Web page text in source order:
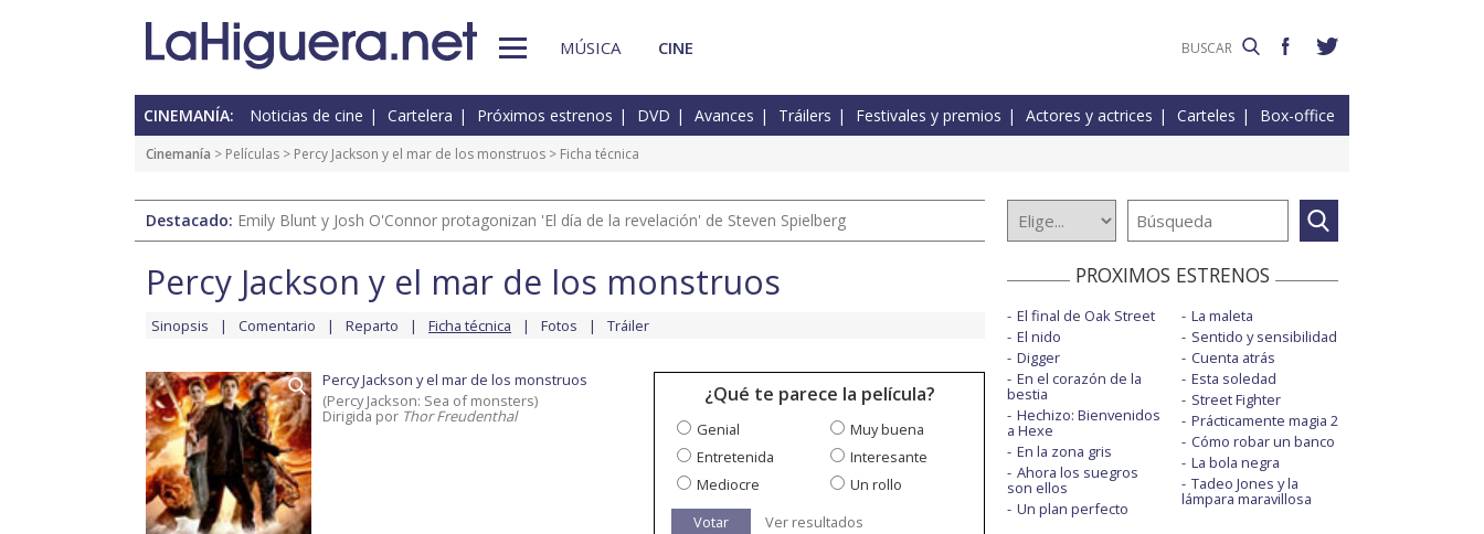
MÚSICA CINE
CINEMANÍA: Noticias de cine Cartelera Próximos estrenos DVD Avances Tráilers Festivales y premios Actores y actrices Carteles Box-office
Cinemanía > Películas > Percy Jackson y el mar de los monstruos > Ficha técnica
Destacado: Emily Blunt y Josh O'Connor protagonizan 'El día de la revelación' de Steven Spielberg
Percy Jackson y el mar de los monstruos
Sinopsis Comentario Reparto Ficha técnica Fotos Tráiler
Percy Jackson y el mar de los monstruos
(Percy Jackson: Sea of monsters)
Dirigida por Thor Freudenthal
¿Qué te parece la película?
Genial
Muy buena
Entretenida
Interesante
Mediocre
Un rollo
Votar
Ver resultados
PROXIMOS ESTRENOS
El final de Oak Street
El nido
Digger
En el corazón de la
bestia
Hechizo: Bienvenidos
a Hexe
En la zona gris
Ahora los suegros
son ellos
Un plan perfecto
La maleta
Sentido y sensibilidad
Cuenta atrás
Esta soledad
Street Fighter
Prácticamente magia 2
Cómo robar un banco
La bola negra
Tadeo Jones y la
lámpara maravillosa